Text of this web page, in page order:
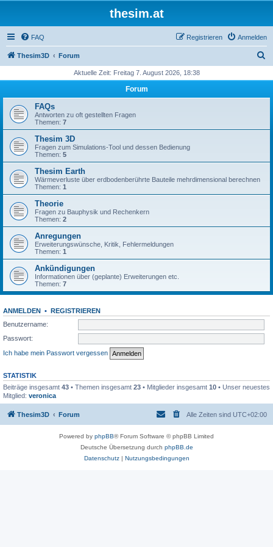
thesim.at
FAQ Anmelden
Registrieren
Thesim3D Forum
h
Aktuelle Zeit: Freitag 7. August 2026, 18:38
Forum
FAQs
Antworten zu oft gestellten Fragen
Themen: 7
Thesim 3D
Fragen zum Simulations-Tool und dessen Bedienung
Themen: 5
Thesim Earth
Wärmeverluste über erdbodenberührte Bauteile mehrdimensional berechnen
Themen: 1
Theorie
Fragen zu Bauphysik und Rechenkern
Themen: 2
Anregungen
Erweiterungswünsche, Kritik, Fehlermeldungen
Themen: 1
Ankündigungen
Informationen über (geplante) Erweiterungen etc.
Themen: 7
ANMELDEN • REGISTRIEREN
Benutzername:
Passwort:
Ich habe mein Passwort vergessen
STATISTIK
Beiträge insgesamt 43 • Themen insgesamt 23 • Mitglieder insgesamt 10 • Unser neuestes
Mitglied: veronica
Thesim3D Forum Alle Zeiten sind UTC+02:00
Powered by phpBB® Forum Software © phpBB Limited
Deutsche Übersetzung durch phpBB.de
Datenschutz| Nutzungsbedingungen